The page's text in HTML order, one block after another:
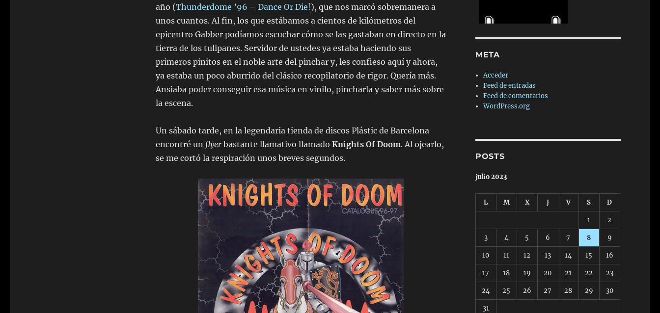
año (Thunderdome ’96 – Dance Or Die!), que nos marcó sobremanera a
unos cuantos. Al fin, los que estábamos a cientos de kilómetros del
epicentro Gabber podíamos escuchar cómo se las gastaban en directo en la
tierra de los tulipanes. Servidor de ustedes ya estaba haciendo sus
primeros pinitos en el noble arte del pinchar y, les confieso aquí y ahora,
ya estaba un poco aburrido del clásico recopilatorio de rigor. Quería más.
Ansiaba poder conseguir esa música en vinilo, pincharla y saber más sobre
la escena.
Un sábado tarde, en la legendaria tienda de discos Plástic de Barcelona
encontré un flyerbastante llamativo llamado Knights Of Doom. Al ojearlo,
se me cortó la respiración unos breves segundos.
META
Acceder
Feed de entradas
Feed de comentarios
WordPress.org
POSTS
julio 2023
L M X J V S D
1 2
3 4 5 6 7 8 9
10 11 12 13 14 15 16
17 18 19 20 21 22 23
24 25 26 27 28 29 30
31